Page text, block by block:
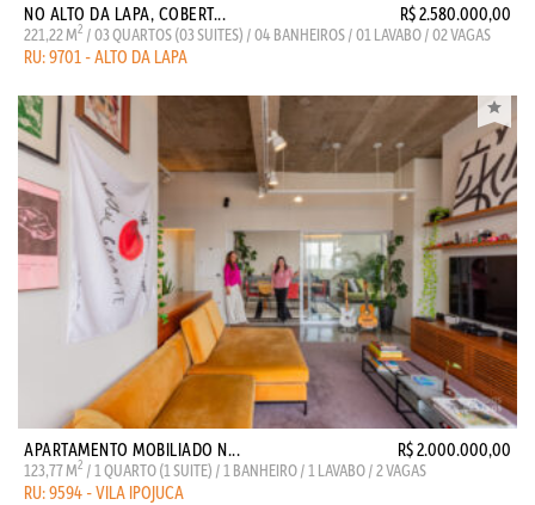
NO ALTO DA LAPA, COBERT... R$ 2.580.000,00
221,22 M2 / 03 QUARTOS (03 SUITES) / 04 BANHEIROS / 01 LAVABO / 02 VAGAS
RU: 9701 - ALTO DA LAPA
APARTAMENTO MOBILIADO N... R$ 2.000.000,00
123,77 M2 / 1 QUARTO (1 SUITE) / 1 BANHEIRO / 1 LAVABO / 2 VAGAS
RU: 9594 - VILA IPOJUCA